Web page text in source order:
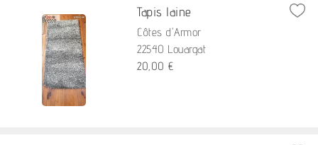
Tapis laine
Côtes d'Armor
22540 Louargat
20,00 €